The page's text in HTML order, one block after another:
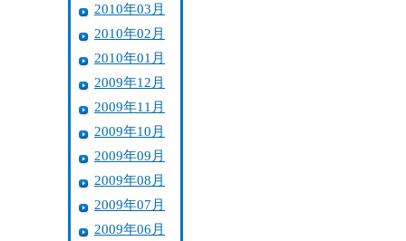
2010年03月
2010年02月
2010年01月
2009年12月
2009年11月
2009年10月
2009年09月
2009年08月
2009年07月
2009年06月